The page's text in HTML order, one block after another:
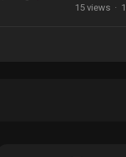
15 views ·